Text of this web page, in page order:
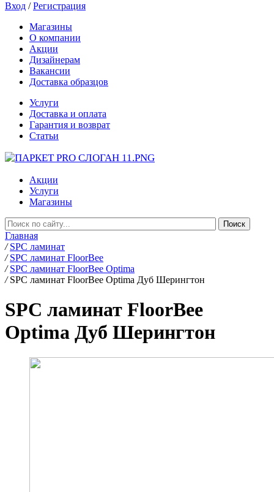
Вход /Регистрация
Магазины
О компании
Акции
Дизайнерам
Вакансии
Доставка образцов
Услуги
Доставка и оплата
Гарантия и возврат
Статьи
Акции
Услуги
Магазины
Главная
/ SPC ламинат
/ SPC ламинат FloorBee
/ SPC ламинат FloorBee Optima
/ SPC ламинат FloorBee Optima Дуб Шерингтон
SPC ламинат FloorBee
Optima Дуб Шерингтон